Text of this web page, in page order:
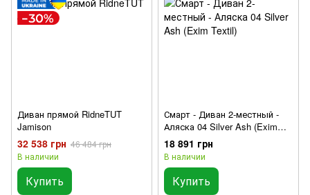
Диван прямой RidneTUT
Jamison
32 538 грн 46 484 грн
В наличии
Купить
Смарт - Диван 2-местный -
Аляска 04 Silver Ash (Exim
Textil)
18 891 грн
В наличии
Купить